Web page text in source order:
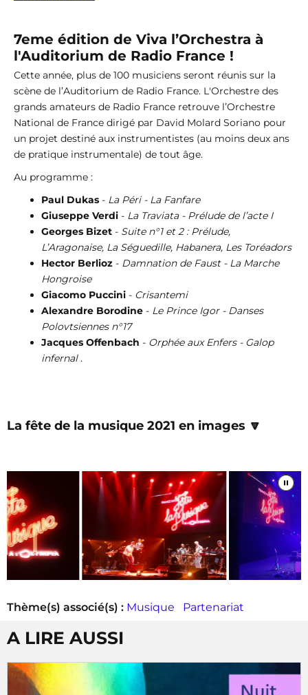
7eme édition de Viva l’Orchestra à
l'Auditorium de Radio France !
Cette année, plus de 100 musiciens seront réunis sur la
scène de l’Auditorium de Radio France. L'Orchestre des
grands amateurs de Radio France retrouve l’Orchestre
National de France dirigé par David Molard Soriano pour
un projet destiné aux instrumentistes (au moins deux ans
de pratique instrumentale) de tout âge.
Au programme :
Paul Dukas - La Péri - La Fanfare
Giuseppe Verdi - La Traviata - Prélude de l’acte I
Georges Bizet - Suite n°1 et 2 : Prélude,
L’Aragonaise, La Séguedille, Habanera, Les Toréadors
Hector Berlioz - Damnation de Faust - La Marche
Hongroise
Giacomo Puccini - Crisantemi
Alexandre Borodine - Le Prince Igor - Danses
Polovtsiennes n°17
Jacques Offenbach - Orphée aux Enfers - Galop
infernal.
La fête de la musique 2021 en images 🔽
Thème(s) associé(s) : Musique Partenariat
A LIRE AUSSI